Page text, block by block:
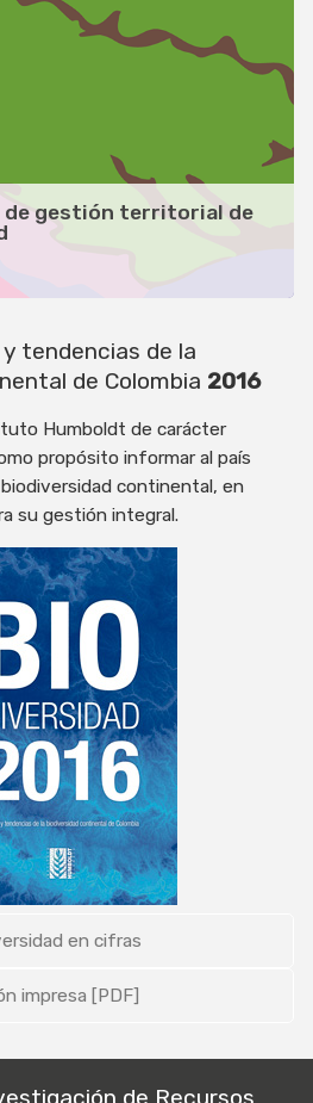
de gestión territorial de
tendencias de la
de Colombia 2016
Humboldt de carácter
propósito informar al país
continental, en
su gestión integral.
en cifras
impresa [PDF]